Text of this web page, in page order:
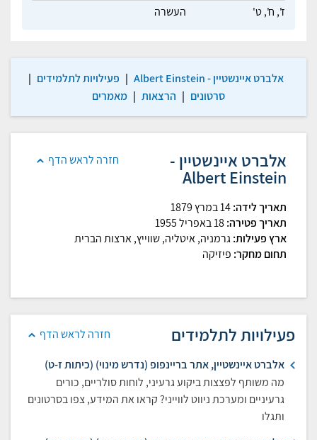
ז', ח',ט' העשרה
אלברט איינשטיין - Albert Einstein | פעילויות לתלמידים |
סרטונים | הרצאות | מאמרים
חזרה לראש הדף אלברט איינשטיין -
Albert Einstein
תאריך לידה:14 במרץ 1879
תאריך פטירה:18 באפריל 1955
ארץ פעילות:גרמניה, איטליה, שווייץ, ארצות הברית
תחום מחקר: פיזיקה
חזרה לראש הדף פעילויות לתלמידים
אלברט איינשטיין, אתר בריינפופ (נדרש מינוי) (כיתות ז-ט)
מה משותף לפצצות ביקוע גרעיני, לוחות סולריים, כורים
גרעיניים ומערכת ניווט לווייני? קראו את המידע, צפו בסרטונים
ותגלו